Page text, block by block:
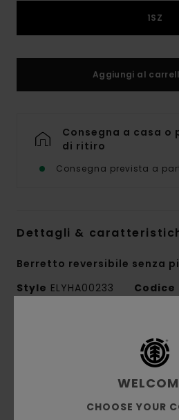
1SZ
Aggiungi al
Consegna a casa o
di ritiro
Consegna prevista a
Dettagli &
Berretto reversibile senza
Style ELYHA00233 Codice
Conscious by Nature
acrilico
CHOOSE YOUR